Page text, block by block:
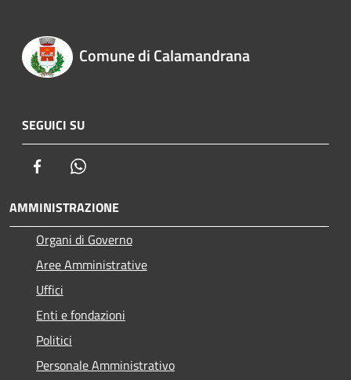
Comune di Calamandrana
SEGUICI SU
Facebook
AMMINISTRAZIONE
Organi di Governo
Aree Amministrative
Uffici
Enti e fondazioni
Politici
Personale Amministrativo